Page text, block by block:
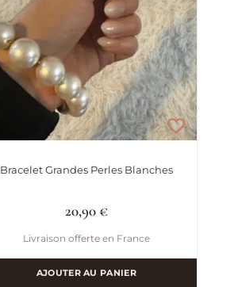
Bracelet Grandes Perles Blanches
20,90€
Livraison offerte en France
AJOUTER AU PANIER